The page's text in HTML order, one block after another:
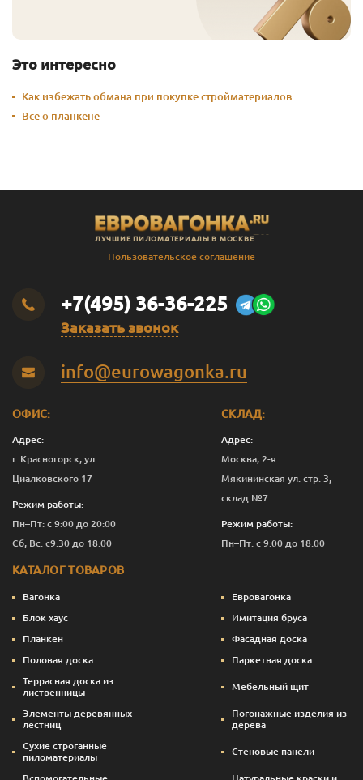
Это интересно
Как избежать обмана при покупке стройматериалов
Все о планкене
ЛУЧШИЕ ПИЛОМАТЕРИАЛЫ В МОСКВЕ
Пользовательское соглашение
+7(495) 36-36-225
Заказать звонок
info@eurowagonka.ru
ОФИС:
Адрес:
г. Красногорск, ул.
Циалковского 17
Режим работы:
Пн–Пт: с 9:00 до 20:00
Сб, Вс: с9:30 до 18:00
СКЛАД:
Адрес:
Москва, 2-я
Мякининская ул. стр. 3,
склад №7
Режим работы:
Пн–Пт: с 9:00 до 18:00
КАТАЛОГ ТОВАРОВ
Вагонка
Евровагонка
Блок хаус
Имитация бруса
Планкен
Фасадная доска
Половая доска
Паркетная доска
Террасная доска из
лиственницы
Мебельный щит
Элементы деревянных
лестниц
Погонажные изделия из
дерева
Сухие строганные
пиломатериалы
Стеновые панели